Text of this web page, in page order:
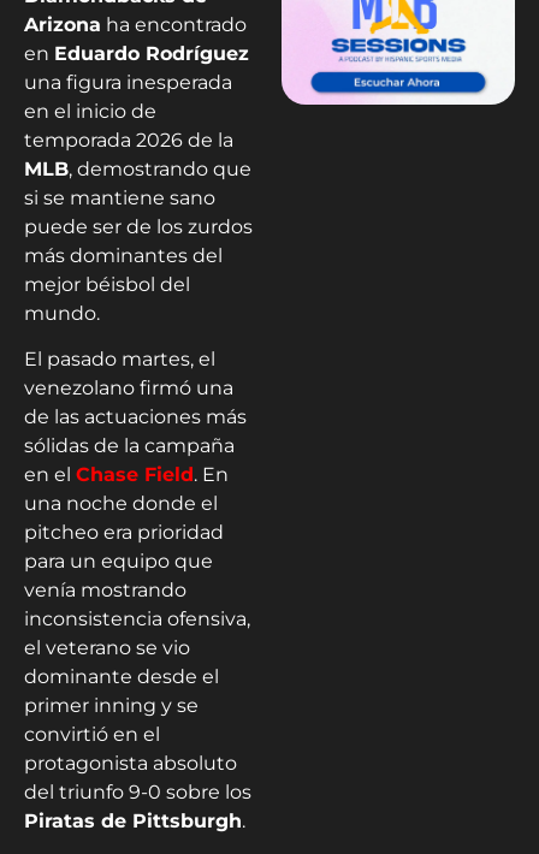
Arizona ha encontrado
en Eduardo Rodríguez
una figura inesperada
en el inicio de
temporada 2026 de la
MLB, demostrando que
si se mantiene sano
puede ser de los zurdos
más dominantes del
mejor béisbol del
mundo.
El pasado martes, el
venezolano firmó una
de las actuaciones más
sólidas de la campaña
en el Chase Field. En
una noche donde el
pitcheo era prioridad
para un equipo que
venía mostrando
inconsistencia ofensiva,
el veterano se vio
dominante desde el
primer inning y se
convirtió en el
protagonista absoluto
del triunfo 9-0 sobre los
Piratas de Pittsburgh.